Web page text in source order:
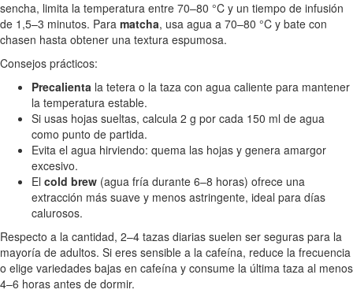
sencha, limita la temperatura entre 70–80 °C y un tiempo de infusión
de 1,5–3 minutos. Para matcha, usa agua a 70–80 °C y bate con
chasen hasta obtener una textura espumosa.
Consejos prácticos:
Precalienta la tetera o la taza con agua caliente para mantener
la temperatura estable.
Si usas hojas sueltas, calcula 2 g por cada 150 ml de agua
como punto de partida.
Evita el agua hirviendo: quema las hojas y genera amargor
excesivo.
El cold brew (agua fría durante 6–8 horas) ofrece una
extracción más suave y menos astringente, ideal para días
calurosos.
Respecto a la cantidad, 2–4 tazas diarias suelen ser seguras para la
mayoría de adultos. Si eres sensible a la cafeína, reduce la frecuencia
o elige variedades bajas en cafeína y consume la última taza al menos
4–6 horas antes de dormir.